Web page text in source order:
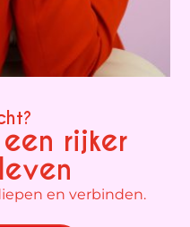
rijker
en verbinden.